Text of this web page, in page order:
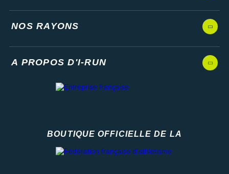
NOS RAYONS
A PROPOS D'I-RUN
BOUTIQUE OFFICIELLE DE LA